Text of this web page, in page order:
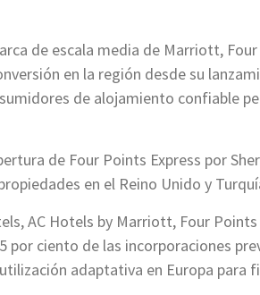
de escala media de Marriott,
en la región desde su
de alojamiento confiable
de Four Points Express por
en el Reino Unido y
AC Hotels by Marriott, Four Points
por ciento de las incorporaciones
adaptativa en Europa para